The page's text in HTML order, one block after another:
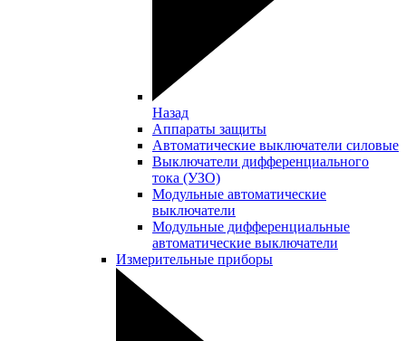
Назад
Аппараты защиты
Автоматические выключатели силовые
Выключатели дифференциального
тока (УЗО)
Модульные автоматические
выключатели
Модульные дифференциальные
автоматические выключатели
Измерительные приборы